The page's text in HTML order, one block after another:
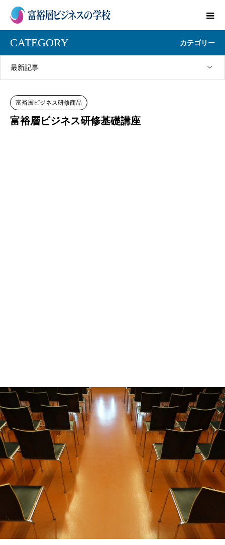
CATEGORY カテゴリー
最新記事
富裕層ビジネス研修商品
富裕層ビジネス研修基礎講座